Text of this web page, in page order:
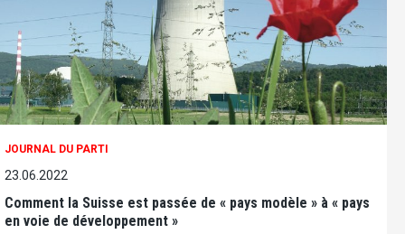
JOURNAL DU PARTI
23.06.2022
Comment la Suisse est passée de « pays modèle » à « pays
en voie de développement »